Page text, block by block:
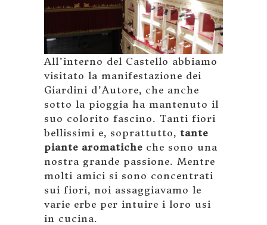
All’interno del Castello abbiamo
visitato la manifestazione dei
Giardini d’Autore, che anche
sotto la pioggia ha mantenuto il
suo colorito fascino. Tanti fiori
bellissimi e, soprattutto, tante
piante aromatiche che sono una
nostra grande passione. Mentre
molti amici si sono concentrati
sui fiori, noi assaggiavamo le
varie erbe per intuire i loro usi
in cucina.